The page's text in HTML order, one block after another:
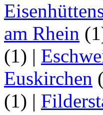
am Rhein
(1) |
Euskirchen
(1) |